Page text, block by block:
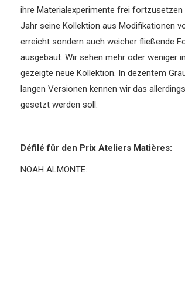
ihre Materialexperimente frei fortzusetzen
Jahr seine Kollektion aus Modifikationen
erreicht sondern auch weicher fließende
ausgebaut. Wir sehen mehr oder weniger
gezeigte neue Kollektion. In dezentem
langen Versionen kennen wir das
gesetzt werden soll.
Défilé für den Prix Ateliers Matières:
NOAH ALMONTE: